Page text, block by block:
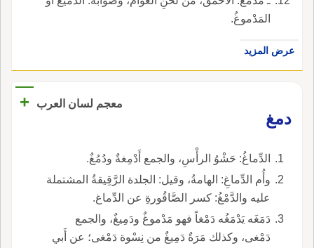
المَدْموغُ.
عرض المزيد
معجم لسان العرب
+
دمغ
الدِّماغُ: حَشْوُ الرأْسِ، والجمع أَدْمِغةٌ ودُمُغٌ.
وأُم الدِّماغِ: الهامةُ، وقيل: الجلدة الرَّقِيقةُ المشتملة
عليه والدَّمْغُ: كسر الصَّاقُورةِ عن الدِّماغ.
دَمَغَه يَدْمَغُه دَمْغاً فهو مَدْموغٌ ودَمِيغٌ، والجمع
دَمْغى، وكذلك مَرَةٌ دَمِيغٌ من نِسْوة دَمْغى؛ عن أَبي